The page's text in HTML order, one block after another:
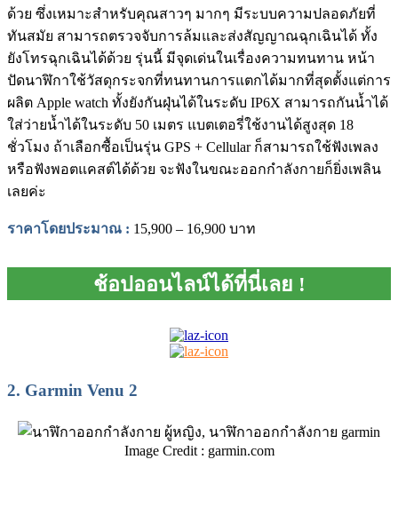
ด้วย ซึ่งเหมาะสำหรับคุณสาวๆ มากๆ มีระบบความปลอดภัยที่
ทันสมัย สามารถตรวจจับการล้มและส่งสัญญาณฉุกเฉินได้ ทั้ง
ยังโทรฉุกเฉินได้ด้วย รุ่นนี้ มีจุดเด่นในเรื่องความทนทาน หน้า
ปัดนาฬิกาใช้วัสดุกระจกที่ทนทานการแตกได้มากที่สุดตั้งแต่การ
ผลิต Apple watch ทั้งยังกันฝุ่นได้ในระดับ IP6X สามารถกันน้ำได้
ใส่ว่ายน้ำได้ในระดับ 50 เมตร แบตเตอรี่ใช้งานได้สูงสุด 18
ชั่วโมง ถ้าเลือกซื้อเป็นรุ่น GPS + Cellular ก็สามารถใช้ฟังเพลง
หรือฟังพอตแคสต์ได้ด้วย จะฟังในขณะออกกำลังกายก็ยิ่งเพลิน
เลยค่ะ
ราคาโดยประมาณ : 15,900 – 16,900 บาท
ช้อปออนไลน์ได้ที่นี่เลย !
2. Garmin Venu 2
Image Credit : garmin.com